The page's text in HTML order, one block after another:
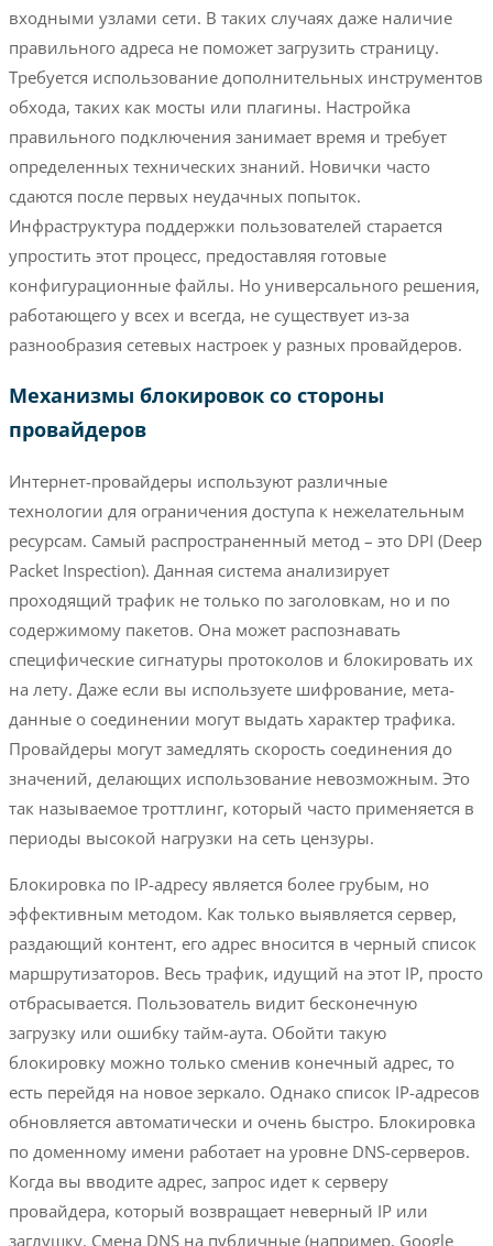
входными узлами сети. В таких случаях даже наличие
правильного адреса не поможет загрузить страницу.
Требуется использование дополнительных инструментов
обхода, таких как мосты или плагины. Настройка
правильного подключения занимает время и требует
определенных технических знаний. Новички часто
сдаются после первых неудачных попыток.
Инфраструктура поддержки пользователей старается
упростить этот процесс, предоставляя готовые
конфигурационные файлы. Но универсального решения,
работающего у всех и всегда, не существует из-за
разнообразия сетевых настроек у разных провайдеров.
Механизмы блокировок со стороны
провайдеров
Интернет-провайдеры используют различные
технологии для ограничения доступа к нежелательным
ресурсам. Самый распространенный метод – это DPI (Deep
Packet Inspection). Данная система анализирует
проходящий трафик не только по заголовкам, но и по
содержимому пакетов. Она может распознавать
специфические сигнатуры протоколов и блокировать их
на лету. Даже если вы используете шифрование, мета-
данные о соединении могут выдать характер трафика.
Провайдеры могут замедлять скорость соединения до
значений, делающих использование невозможным. Это
так называемое троттлинг, который часто применяется в
периоды высокой нагрузки на сеть цензуры.
Блокировка по IP-адресу является более грубым, но
эффективным методом. Как только выявляется сервер,
раздающий контент, его адрес вносится в черный список
маршрутизаторов. Весь трафик, идущий на этот IP, просто
отбрасывается. Пользователь видит бесконечную
загрузку или ошибку тайм-аута. Обойти такую
блокировку можно только сменив конечный адрес, то
есть перейдя на новое зеркало. Однако список IP-адресов
обновляется автоматически и очень быстро. Блокировка
по доменному имени работает на уровне DNS-серверов.
Когда вы вводите адрес, запрос идет к серверу
провайдера, который возвращает неверный IP или
заглушку. Смена DNS на публичные (например, Google